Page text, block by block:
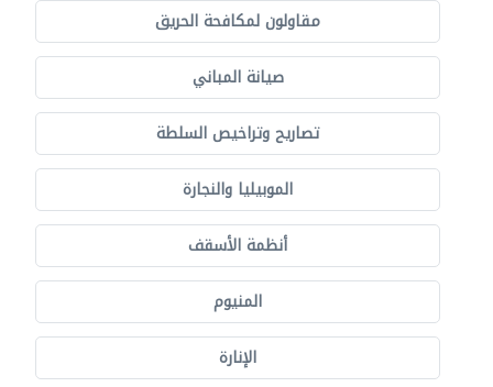
مقاولون لمكافحة الحريق
صيانة المباني
تصاريح وتراخيص السلطة
الموبيليا والنجارة
أنظمة الأسقف
المنيوم
الإنارة